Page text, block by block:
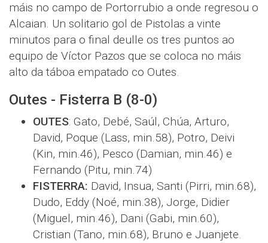
máis no campo de Portorrubio a onde regresou o
Alcaian. Un solitario gol de Pistolas a vinte
minutos para o final deulle os tres puntos ao
equipo de Víctor Pazos que se coloca no máis
alto da táboa empatado co Outes.
Outes - Fisterra B (8-0)
OUTES: Gato, Debé, Saúl, Chúa, Arturo,
David, Poque (Lass, min.58), Potro, Deivi
(Kin, min.46), Pesco (Damian, min.46) e
Fernando (Pitu, min.74)
FISTERRA: David, Insua, Santi (Pirri, min.68),
Dudo, Eddy (Noé, min.38), Jorge, Didier
(Miguel, min.46), Dani (Gabi, min.60),
Cristian (Tano, min.68), Bruno e Juanjete.